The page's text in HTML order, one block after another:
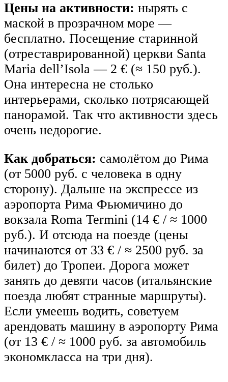
Цены на активности: нырять с
маской в прозрачном море —
бесплатно. Посещение старинной
(отреставрированной) церкви Santa
Maria dell’Isola — 2 € (≈ 150 руб.).
Она интересна не столько
интерьерами, сколько потрясающей
панорамой. Так что активности здесь
очень недорогие.
Как добраться: самолётом до Рима
(от 5000 руб. с человека в одну
сторону). Дальше на экспрессе из
аэропорта Рима Фьюмичино до
вокзала Roma Termini (14 € / ≈ 1000
руб.). И отсюда на поезде (цены
начинаются от 33 € / ≈ 2500 руб. за
билет) до Тропеи. Дорога может
занять до девяти часов (итальянские
поезда любят странные маршруты).
Если умеешь водить, советуем
арендовать машину в аэропорту Рима
(от 13 € / ≈ 1000 руб. за автомобиль
экономкласса на три дня).